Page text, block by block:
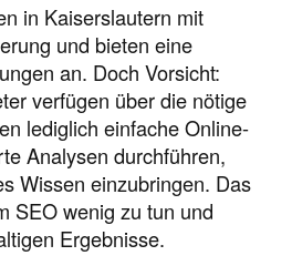
in Kaiserslautern mit
und bieten eine
an. Doch Vorsicht:
verfügen über die nötige
lediglich einfache Online-
Analysen durchführen,
Wissen einzubringen. Das
SEO wenig zu tun und
Ergebnisse.